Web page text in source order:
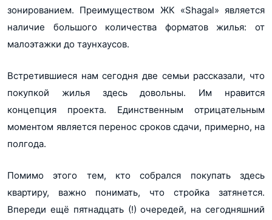
зонированием. Преимуществом ЖК «Shagal» является
наличие большого количества форматов жилья: от
малоэтажки до таунхаусов.
Встретившиеся нам сегодня две семьи рассказали, что
покупкой жилья здесь довольны. Им нравится
концепция проекта. Единственным отрицательным
моментом является перенос сроков сдачи, примерно, на
полгода.
Помимо этого тем, кто собрался покупать здесь
квартиру, важно понимать, что стройка затянется.
Впереди ещё пятнадцать (!) очередей, на сегодняшний